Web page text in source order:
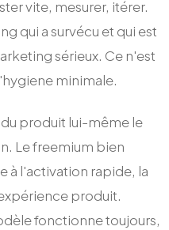
vite, mesurer, itérer.
qui a survécu et qui est
sérieux. Ce n'est
minimale.
produit lui-même le
Le freemium bien
à l'activation rapide, la
produit.
fonctionne toujours,